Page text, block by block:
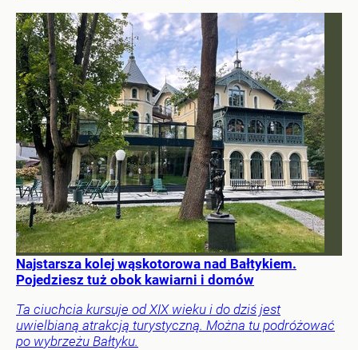
Najstarsza kolej wąskotorowa nad Bałtykiem.
Pojedziesz tuż obok kawiarni i domów
Ta ciuchcia kursuje od XIX wieku i do dziś jest
uwielbianą atrakcją turystyczną. Można tu podróżować
po wybrzeżu Bałtyku.